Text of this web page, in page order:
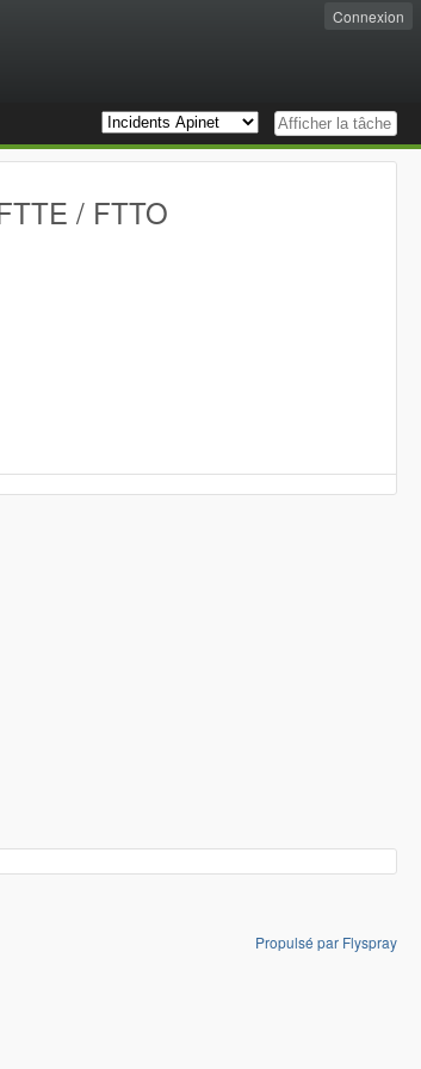
Connexion
/ FTTO
Propulsé par Flyspray